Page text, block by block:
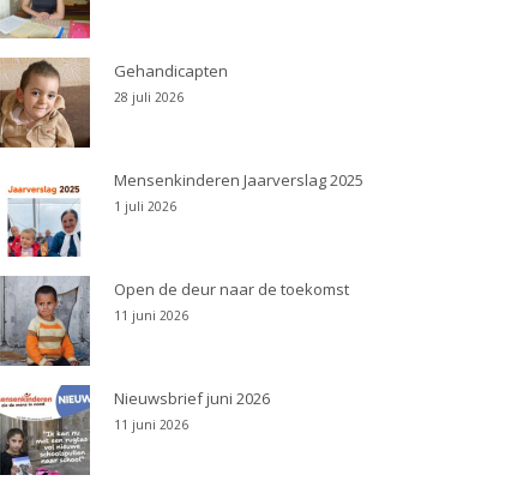
Gehandicapten
28 juli 2026
Mensenkinderen Jaarverslag 2025
1 juli 2026
Open de deur naar de toekomst
11 juni 2026
Nieuwsbrief juni 2026
11 juni 2026